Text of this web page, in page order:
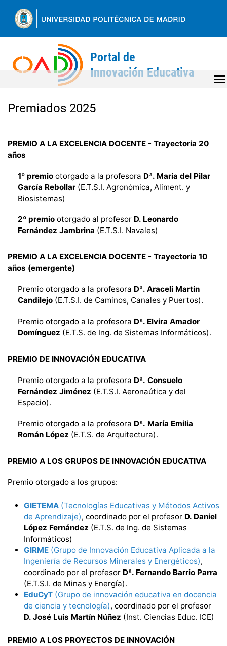
contenido
to
Premiados 2025
PREMIO A LA EXCELENCIA DOCENTE - Trayectoria 20
años
1º premio otorgado a la profesora Dª. María del Pilar
García Rebollar (E.T.S.I. Agronómica, Aliment. y
Biosistemas)
2º premio otorgado al profesor D. Leonardo
Fernández Jambrina (E.T.S.I. Navales)
PREMIO A LA EXCELENCIA DOCENTE - Trayectoria 10
años (emergente)
Premio otorgado a la profesora Dª. Araceli Martín
Candilejo (E.T.S.I. de Caminos, Canales y Puertos).
Premio otorgado a la profesora Dª. Elvira Amador
Domínguez (E.T.S. de Ing. de Sistemas Informáticos).
PREMIO DE INNOVACIÓN EDUCATIVA
Premio otorgado a la profesora Dª. Consuelo
Fernández Jiménez (E.T.S.I. Aeronaútica y del
Espacio).
Premio otorgado a la profesora Dª. María Emilia
Román López (E.T.S. de Arquitectura).
PREMIO A LOS GRUPOS DE INNOVACIÓN EDUCATIVA
Premio otorgado a los grupos:
GIETEMA (Tecnologías Educativas y Métodos Activos
de Aprendizaje), coordinado por el profesor D. Daniel
López Fernández (E.T.S. de Ing. de Sistemas
Informáticos)
GIRME (Grupo de Innovación Educativa Aplicada a la
Ingeniería de Recursos Minerales y Energéticos),
coordinado por el profesor Dª. Fernando Barrio Parra
(E.T.S.I. de Minas y Energía).
EduCyT (Grupo de innovación educativa en docencia
de ciencia y tecnología), coordinado por el profesor
D. José Luis Martín Núñez (Inst. Ciencias Educ. ICE)
PREMIO A LOS PROYECTOS DE INNOVACIÓN